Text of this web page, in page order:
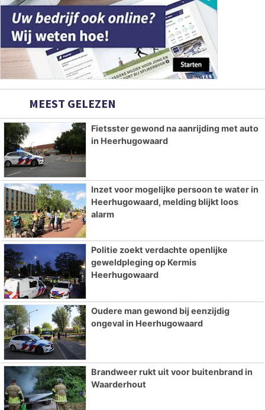
MEEST GELEZEN
Fietsster gewond na aanrijding met auto
in Heerhugowaard
Inzet voor mogelijke persoon te water in
Heerhugowaard, melding blijkt loos
alarm
Politie zoekt verdachte openlijke
geweldpleging op Kermis
Heerhugowaard
Oudere man gewond bij eenzijdig
ongeval in Heerhugowaard
Brandweer rukt uit voor buitenbrand in
Waarderhout